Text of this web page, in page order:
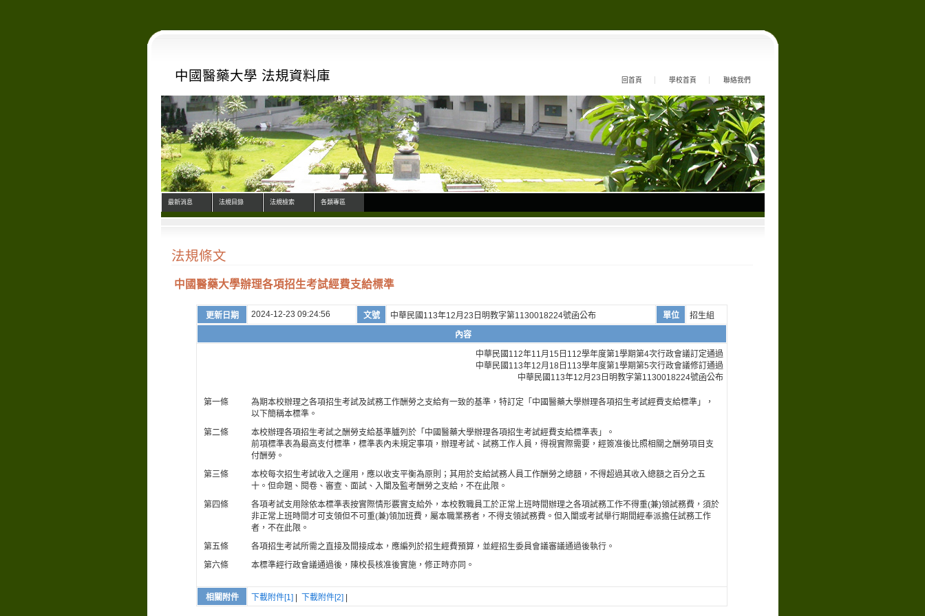
中國醫藥大學 法規資料庫 回首頁 學校首頁 聯絡我們
最新消息 法規目錄 法規檢索 各類專區
法規條文
中國醫藥大學辦理各項招生考試經費支給標準
更新日期 2024-12-23 09:24:56 文號 中華民國113年12月23日明教字第1130018224號函公布 單位
招生組
內容
中華民國112年11月15日112學年度第1學期第4次行政會議訂定通過
中華民國113年12月18日113學年度第1學期第5次行政會議修訂通過
中華民國113年12月23日明教字第1130018224號函公布
第一條
為期本校辦理之各項招生考試及試務工作酬勞之支給有一致的基準，特訂定「中國醫藥大學辦理各項招生考試經費支給標準」，
以下簡稱本標準。
第二條
本校辦理各項招生考試之酬勞支給基準臚列於「中國醫藥大學辦理各項招生考試經費支給標準表」。
前項標準表為最高支付標準，標準表內未規定事項，辦理考試、試務工作人員，得視實際需要，經簽准後比照相關之酬勞項目支
付酬勞。
第三條
本校每次招生考試收入之運用，應以收支平衡為原則；其用於支給試務人員工作酬勞之總額，不得超過其收入總額之百分之五
十。但命題、閱卷、審查、面試、入闈及監考酬勞之支給，不在此限。
第四條
各項考試支用除依本標準表按實際情形覈實支給外，本校教職員工於正常上班時間辦理之各項試務工作不得重(兼)領試務費，須於
非正常上班時間才可支領但不可重(兼)領加班費，屬本職業務者，不得支領試務費。但入闈或考試舉行期間經奉派擔任試務工作
者，不在此限。
第五條
各項招生考試所需之直接及間接成本，應編列於招生經費預算，並經招生委員會議審議通過後執行。
第六條
本標準經行政會議通過後，陳校長核准後實施，修正時亦同。
相關附件 下載附件[1] 下載附件[2]